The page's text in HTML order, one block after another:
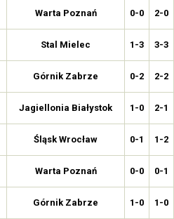
Warta Poznań 0-0 2-0
Stal Mielec 1-3 3-3
Górnik Zabrze 0-2 2-2
Jagiellonia Białystok 1-0 2-1
Śląsk Wrocław 0-1 1-2
Warta Poznań 0-0 0-1
Górnik Zabrze 1-0 1-0